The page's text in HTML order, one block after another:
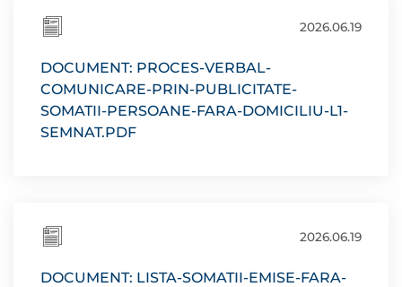
2026.06.19
DOCUMENT: PROCES-VERBAL-
COMUNICARE-PRIN-PUBLICITATE-
SOMATII-PERSOANE-FARA-DOMICILIU-L1-
SEMNAT.PDF
2026.06.19
DOCUMENT: LISTA-SOMATII-EMISE-FARA-